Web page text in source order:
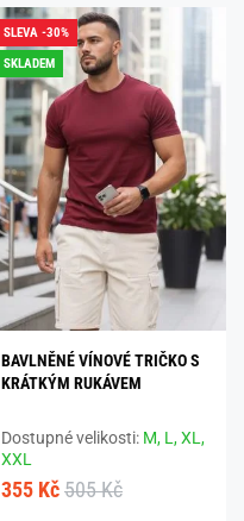
SLEVA -30%
SKLADEM
BAVLNĚNÉ VÍNOVÉ TRIČKO S
KRÁTKÝM RUKÁVEM
Dostupné velikosti: M, L,XL,
XXL
355 Kč 505 Kč